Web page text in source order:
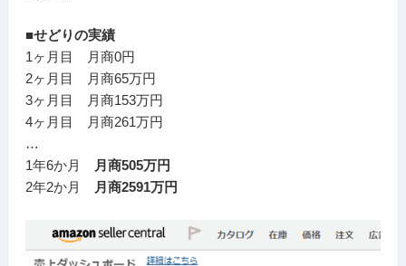
■せどりの実績
1ヶ月目 月商0円
2ヶ月目 月商65万円
3ヶ月目 月商153万円
4ヶ月目 月商261万円
…
1年6か月
月商505万円
2年2か月
月商2591万円